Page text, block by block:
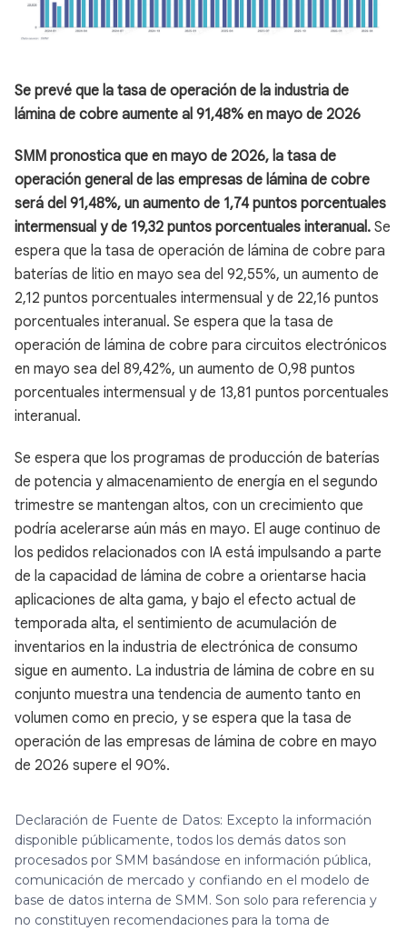
Se prevé que la tasa de operación de la industria de
lámina de cobre aumente al 91,48% en mayo de 2026
SMM pronostica que en mayo de 2026, la tasa de
operación general de las empresas de lámina de cobre
será del 91,48%, un aumento de 1,74 puntos porcentuales
intermensual y de 19,32 puntos porcentuales interanual. Se
espera que la tasa de operación de lámina de cobre para
baterías de litio en mayo sea del 92,55%, un aumento de
2,12 puntos porcentuales intermensual y de 22,16 puntos
porcentuales interanual. Se espera que la tasa de
operación de lámina de cobre para circuitos electrónicos
en mayo sea del 89,42%, un aumento de 0,98 puntos
porcentuales intermensual y de 13,81 puntos porcentuales
interanual.
Se espera que los programas de producción de baterías
de potencia y almacenamiento de energía en el segundo
trimestre se mantengan altos, con un crecimiento que
podría acelerarse aún más en mayo. El auge continuo de
los pedidos relacionados con IA está impulsando a parte
de la capacidad de lámina de cobre a orientarse hacia
aplicaciones de alta gama, y bajo el efecto actual de
temporada alta, el sentimiento de acumulación de
inventarios en la industria de electrónica de consumo
sigue en aumento. La industria de lámina de cobre en su
conjunto muestra una tendencia de aumento tanto en
volumen como en precio, y se espera que la tasa de
operación de las empresas de lámina de cobre en mayo
de 2026 supere el 90%.
Declaración de Fuente de Datos: Excepto la información
disponible públicamente, todos los demás datos son
procesados por SMM basándose en información pública,
comunicación de mercado y confiando en el modelo de
base de datos interna de SMM. Son solo para referencia y
no constituyen recomendaciones para la toma de